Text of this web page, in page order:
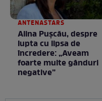
ANTENASTARS
Alina Pușcău, despre
lupta cu lipsa de
încredere: „Aveam
foarte multe gânduri
negative”